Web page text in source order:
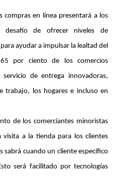
compras en línea presentará a los
desafío de ofrecer niveles de
ayudar a impulsar la lealtad del
por ciento de los comercios
de entrega innovadoras,
trabajo, los hogares e incluso en
de los comerciantes minoristas
visita a la tienda para los clientes
sabrá cuando un cliente específico
será facilitado por tecnologías